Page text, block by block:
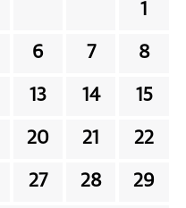
1
6 7 8
13 14 15
20 21 22
27 28 29